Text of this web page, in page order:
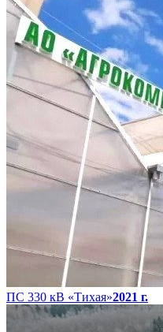
ПС 330 кВ «Тихая»2021 г.